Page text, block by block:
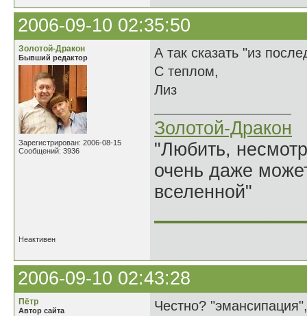
2006-09-10 02:35:50
Золотой-Дракон
Бывший редактор
Зарегистрирован: 2006-08-15
Сообщений: 3936
А так сказать "из
С теплом,
Лиз
Золотой-Дракон
"Любить,
очень даже
вселенной"
Неактивен
2006-09-10 02:43:28
Пётр
Автор сайта
Честно?